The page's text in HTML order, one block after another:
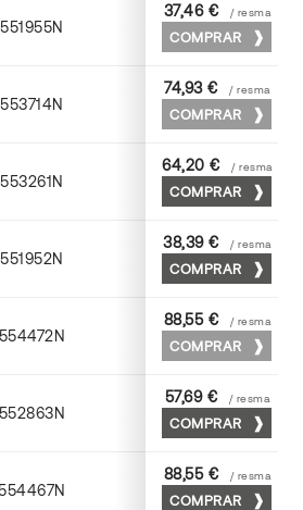
551955N 52 x 70
37,46 € / resma
COMPRAR
553714N 72 x 102
74,93 € / resma
COMPRAR
553261N 63 x 88
64,20 € / resma
COMPRAR
551952N 52 x 70
38,39 € / resma
COMPRAR
554472N 70 x 100
88,55 € / resma
COMPRAR
552863N 63 x 88
57,69 € / resma
COMPRAR
65 x 90
88,55 € / resma
COMPRAR